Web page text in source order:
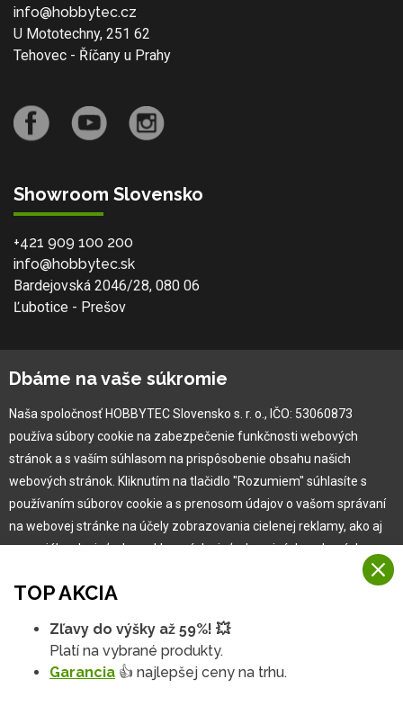
info@hobbytec.cz
U Mototechny, 251 62
Tehovec - Říčany u Prahy
Showroom Slovensko
+421 909 100 200
info@hobbytec.sk
Bardejovská 2046/28, 080 06
Ľubotice - Prešov
Ochranná známka
Vlastná výroba
Náš Hobbytec tím
Kontaktné údaje
Naša história
Kariéra
Garancia najlepšej ceny
Užívateľský manuál
Obchodné podmienky
TOP AKCIA
Zľavy do výšky až 59%! 💥
Platí na vybrané produkty.
Garancia 👍 najlepšej ceny na trhu.
Dbáme na vaše súkromie
Naša spoločnosť HOBBYTEC Slovensko s. r. o., IČO: 53060873
používa súbory cookie na zabezpečenie funkčnosti webových
stránok a s vaším súhlasom na prispôsobenie obsahu našich
webových stránok. Kliknutím na tlačidlo "Rozumiem" súhlasíte s
používaním súborov cookie a s prenosom údajov o vašom správaní
na webovej stránke na účely zobrazovania cielenej reklamy, ako aj
na sociálnych sieťach a reklamných sieťach na iných webových
Viac informácií
Na našich webových stránkach používame niekoľko kategórií
Rozumiem